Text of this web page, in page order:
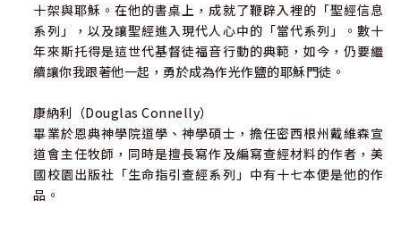
十架與耶穌。在他的書桌上，成就了鞭辟入裡的「聖經信息
系列」，以及讓聖經進入現代人心中的「當代系列」。數十
年來斯托得是這世代基督徒福音行動的典範，如今，仍要繼
續讓你我跟著他一起，勇於成為作光作鹽的耶穌門徒。
康納利（Douglas Connelly）
畢業於恩典神學院道學、神學碩士，擔任密西根州戴維森宣
道會主任牧師，同時是擅長寫作及編寫查經材料的作者，美
國校園出版社「生命指引查經系列」中有十七本便是他的作
品。